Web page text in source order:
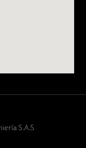
S.A.S